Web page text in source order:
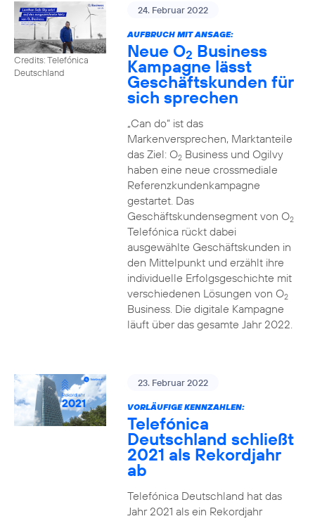
Credits: Telefónica
Deutschland
24. Februar 2022
AUFBRUCH MIT ANSAGE:
Neue O2 Business
Kampagne lässt
Geschäftskunden für
sich sprechen
„Can do“ ist das
Markenversprechen, Marktanteile
das Ziel: O2Business und Ogilvy
haben eine neue crossmediale
Referenzkundenkampagne
gestartet. Das
Geschäftskundensegment von O2
Telefónica rückt dabei
ausgewählte Geschäftskunden in
den Mittelpunkt und erzählt ihre
individuelle Erfolgsgeschichte mit
verschiedenen Lösungen von O2
Business. Die digitale Kampagne
läuft über das gesamte Jahr 2022.
23. Februar 2022
VORLÄUFIGE KENNZAHLEN:
Telefónica
Deutschland schließt
2021 als Rekordjahr
ab
Telefónica Deutschland hat das
Jahr 2021 als ein Rekordjahr